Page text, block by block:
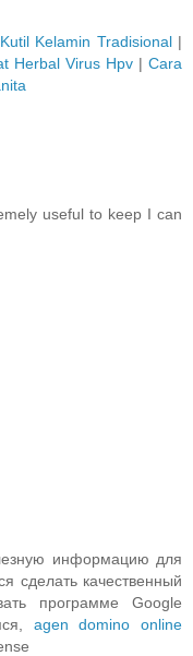
Kelamin Tradisional|
Herbal Virus Hpv|Cara
useful to keep I can
информацию для
сделать качественный
программе Google
agen domino online